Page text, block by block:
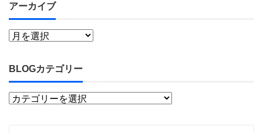
アーカイブ
BLOGカテゴリー